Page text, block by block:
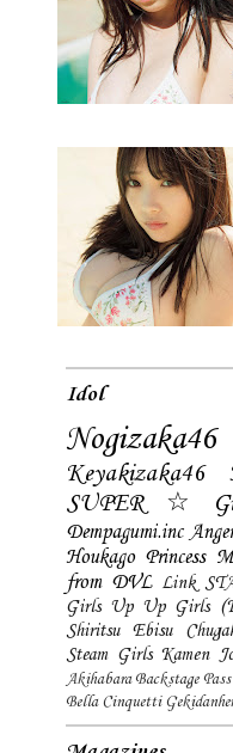
Idol
Nogizaka46
Keyakizaka46
Dempagumi.inc
Houkago Princess
from DVL Link
Girls Up Up Girls
Shiritsu Ebisu
Steam Girls Kamen
Akihabara Backstage Pass
Bella Cinquetti